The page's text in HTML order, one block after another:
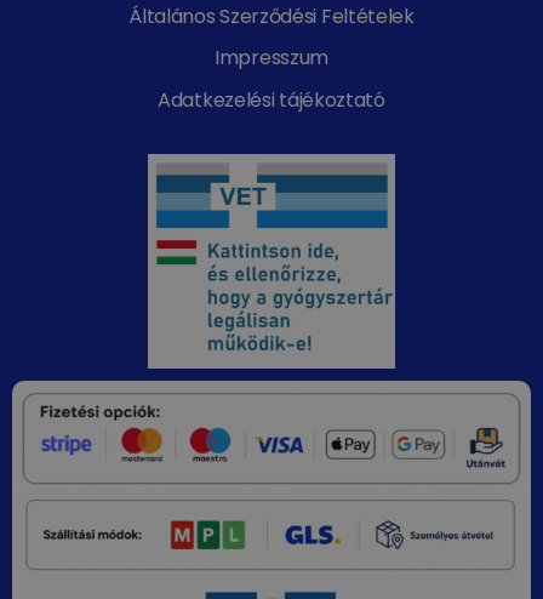
Általános Szerződési Feltételek
Impresszum
Adatkezelési tájékoztató